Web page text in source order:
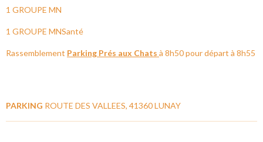
1 GROUPE MN
1 GROUPE MNSanté
Rassemblement Parking Prés aux Chats à 8h50 pour départ à 8h55
PARKING ROUTE DES VALLEES, 41360 LUNAY